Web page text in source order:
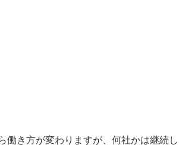
働き方が変わりますが、何社かは継続し